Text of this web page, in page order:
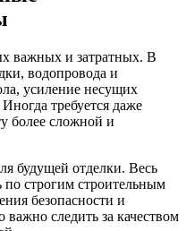
важных и затратных. В
водопровода и
усиление несущих
требуется даже
более сложной и
будущей отделки. Весь
по строгим строительным
безопасности и
следить за качеством